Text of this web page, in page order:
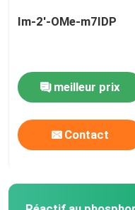
Les nucléosides
Diagnostic
Im-2'-OMe-m7IDP
meilleur prix
Contact